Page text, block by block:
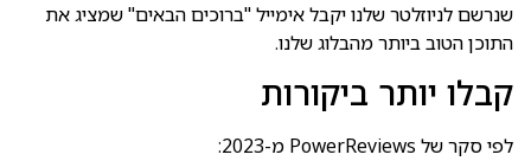
שנרשם לניוזלטר שלנו יקבל אימייל "ברוכים הבאים" שמציג את
התוכן הטוב ביותר מהבלוג שלנו.
קבלו יותר ביקורות
לפי סקר של PowerReviews מ-2023: